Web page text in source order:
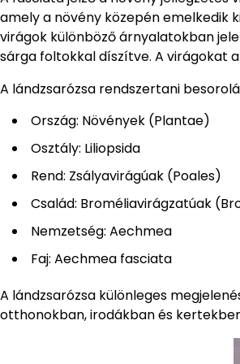
amely a növény közepén emelkedik
virágok különböző árnyalatokban
sárga foltokkal díszítve. A virágokat
A lándzsarózsa rendszertani
Ország: Növények (Plantae)
Osztály: Liliopsida
Rend: Zsályavirágúak (Poales)
Család: Broméliavirágzatúak
Nemzetség: Aechmea
Faj: Aechmea fasciata
A lándzsarózsa különleges
otthonokban, irodákban és